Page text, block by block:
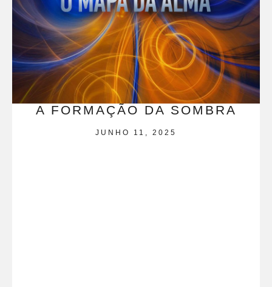
A FORMAÇÃO DA SOMBRA
JUNHO 11, 2025